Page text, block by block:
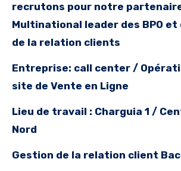
recrutons pour notre
Multinational leader des BPO et
de la relation clients
Entreprise: call center /
site de Vente en Ligne
Lieu de travail : Charguia 1 /
Nord
Gestion de la relation client